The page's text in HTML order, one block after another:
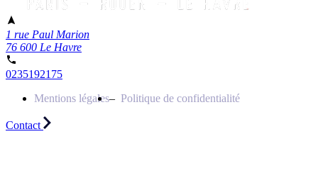
1 rue Paul Marion
76 600 Le Havre
0235192175
Mentions légales
Politique de confidentialité
Contact